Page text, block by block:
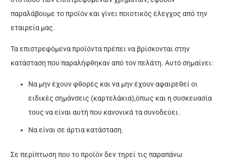
παραλάβουμε το προϊόν και γίνει ποιοτικός έλεγχος από την
εταιρεία μας.
Τα επιστρεφόμενα προϊόντα πρέπει να βρίσκονται στην
κατάσταση που παραλήφθηκαν από τον πελάτη. Αυτό σημαίνει:
Να μην έχουν φθορές και να μην έχουν αφαιρεθεί οι
ειδικές σημάνσεις (καρτελάκια),όπως και η συσκευασία
τους να είναι αυτή που κανονικά τα συνοδεύει.
Να είναι σε άρτια κατάσταση.
Σε περίπτωση που το προϊόν δεν τηρεί τις παραπάνω